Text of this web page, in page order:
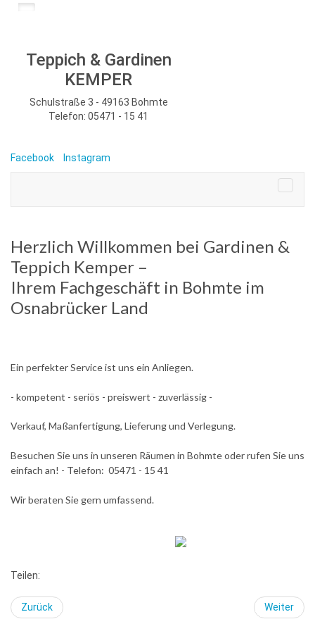
Teppich & Gardinen
KEMPER
Schulstraße 3 - 49163 Bohmte
Telefon: 05471 - 15 41
Facebook Instagram
Herzlich Willkommen bei Gardinen &
Teppich Kemper –
Ihrem Fachgeschäft in Bohmte im
Osnabrücker Land
Ein perfekter Service ist uns ein Anliegen.
- kompetent - seriös - preiswert - zuverlässig -
Verkauf, Maßanfertigung, Lieferung und Verlegung.
Besuchen Sie uns in unseren Räumen in Bohmte oder rufen Sie uns
einfach an! - Telefon: 05471 - 15 41
Wir beraten Sie gern umfassend.
Teilen:
Zurück Weiter